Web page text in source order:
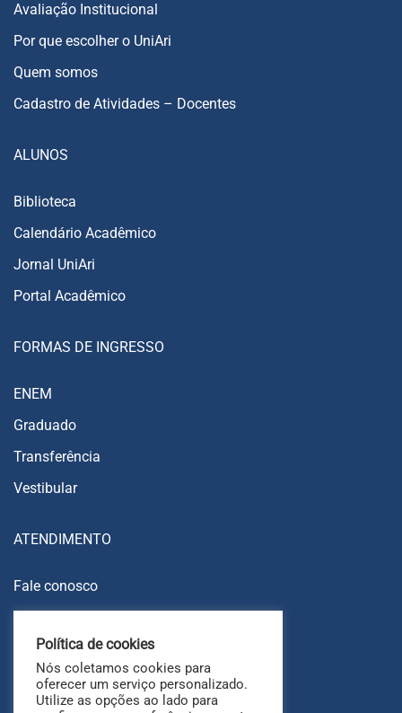
Avaliação Institucional
Por que escolher o UniAri
Quem somos
Cadastro de Atividades – Docentes
ALUNOS
Biblioteca
Calendário Acadêmico
Jornal UniAri
Portal Acadêmico
FORMAS DE INGRESSO
ENEM
Graduado
Transferência
Vestibular
ATENDIMENTO
Fale conosco
Ouvidoria
FAQ
Política de cookies
Nós coletamos cookies para
oferecer um serviço personalizado.
Utilize as opções ao lado para